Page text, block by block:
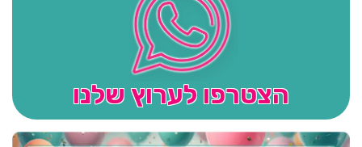
הצטרפו לערוץ שלנו